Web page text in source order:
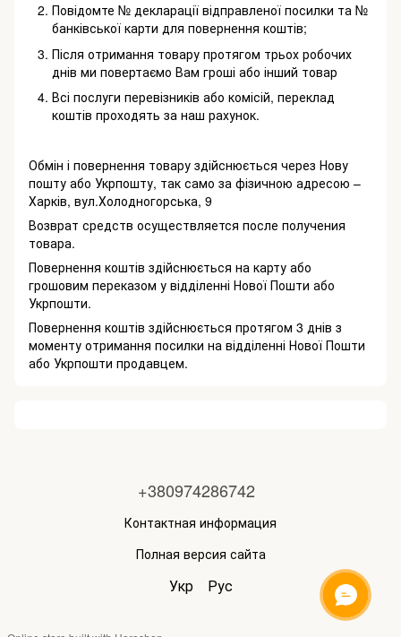
Повідомте № декларації відправленої посилки та №
банківської карти для повернення коштів;
Після отримання товару протягом трьох робочих
днів ми повертаємо Вам гроші або інший товар
Всі послуги перевізників або комісій, переклад
коштів проходять за наш рахунок.
Обмін і повернення товару здійснюється через Нову
пошту або Укрпошту, так само за фізичною адресою –
Харків, вул.Холодногорська, 9
Возврат средств осуществляется после получения
товара.
Повернення коштів здійснюється на карту або
грошовим переказом у відділенні Нової Пошти або
Укрпошти.
Повернення коштів здійснюється протягом 3 днів з
моменту отримання посилки на відділенні Нової Пошти
або Укрпошти продавцем.
+380974286742
Контактная информация
Полная версия сайта
Укр Рус ОНЛАЙН ЧАТ